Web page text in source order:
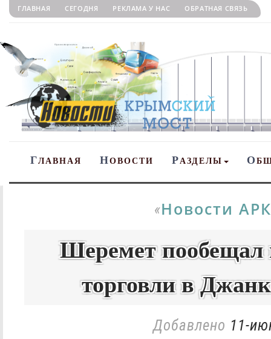
ГЛАВНАЯ СЕГОДНЯ РЕКЛАМА У НАС ОБРАТНАЯ СВЯЗЬ
ГЛАВНАЯ НОВОСТИ РАЗДЕЛЫ О
«Новости АРК
Шеремет пообещал
торговли в
Добавлено 11-